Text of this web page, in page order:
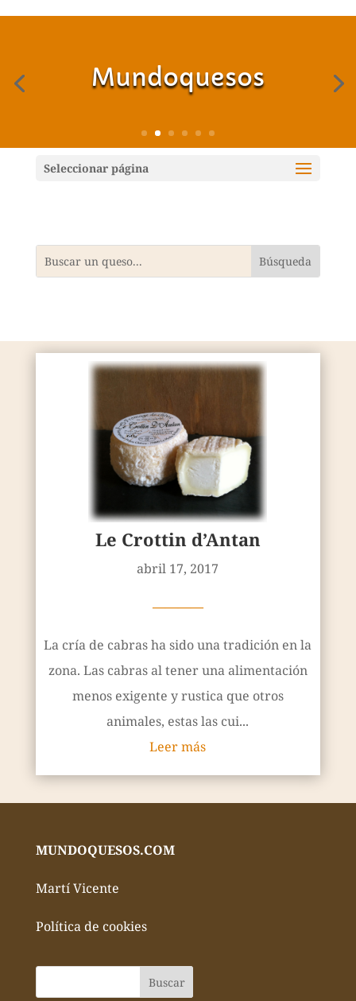
Mundoquesos
Seleccionar página
Le Crottin d’Antan
abril 17, 2017
————
La cría de cabras ha sido una tradición en la
zona. Las cabras al tener una alimentación
menos exigente y rustica que otros
animales, estas las cui...
Leer más
MUNDOQUESOS.COM
Martí Vicente
Política de cookies